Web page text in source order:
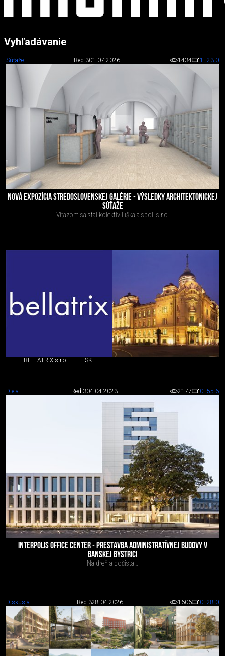
Vyhľadávanie
Súťaže Red 301.07.2026 1434 1 +23-0
NOVÁ EXPOZÍCIA STREDOSLOVENSKEJ GALÉRIE - VÝSLEDKY ARCHITEKTONICKEJ
SÚŤAŽE
Víťazom sa stal kolektív Liška a spol. s r.o.
BELLATRIX s.r.o. SK
Diela Red 304.04.2023 2177 0+55-6
INTERPOLIS OFFICE CENTER - PRESTAVBA ADMINISTRATÍVNEJ BUDOVY V
BANSKEJ BYSTRICI
Na dreň a dočista…
Diskusia Red 328.04.2026 1606 0+28-0